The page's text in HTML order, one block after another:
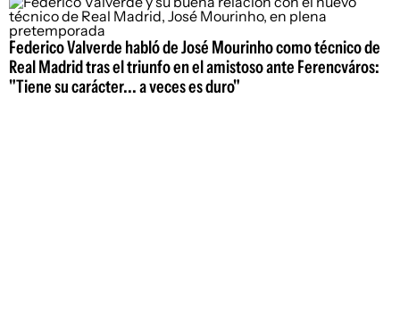
Federico Valverde habló de José Mourinho como técnico de
Real Madrid tras el triunfo en el amistoso ante Ferencváros:
"Tiene su carácter... a veces es duro"